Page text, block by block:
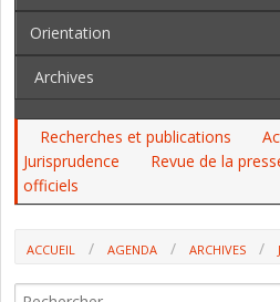
Orientation
Archives
Recherches et publications
Jurisprudence
Revue de la
officiels
ACCUEIL AGENDA ARCHIVES